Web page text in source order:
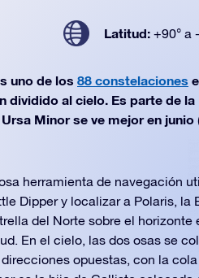
Latitud: +90° a
uno de los 88 constelaciones
dividido al cielo. Es parte de la
Minor se ve mejor en junio
herramienta de navegación
Dipper y localizar a Polaris, la
del Norte sobre el horizonte
En el cielo, las dos osas se
opuestas, con la